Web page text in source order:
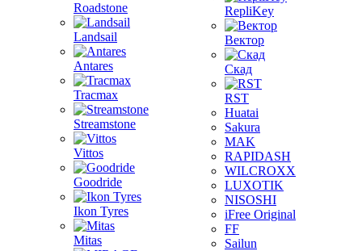
Roadstone
Landsail
Antares
Tracmax
Streamstone
Vittos
Goodride
Ikon Tyres
Mitas
RepliKey
Вектор
Скад
RST
Huatai
Sakura
MAK
RAPIDASH
WILCROXX
LUXOTIK
NISOSHI
iFree Original
FF
Sailun